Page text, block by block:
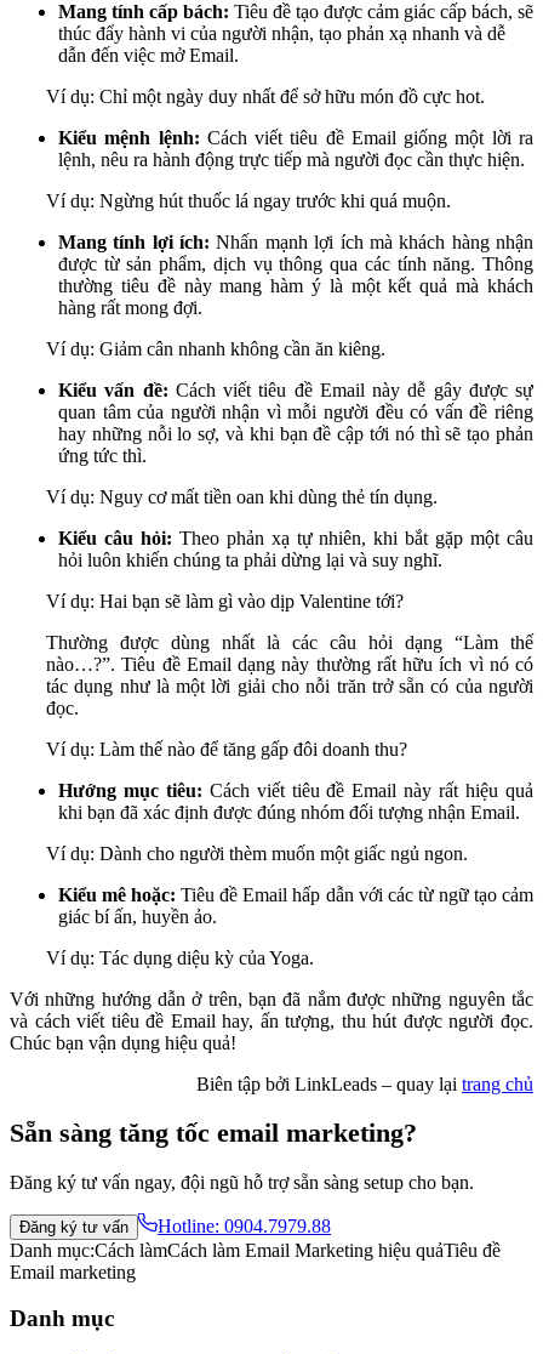
Mang tính cấp bách: Tiêu đề tạo được cảm giác cấp bách, sẽ
thúc đẩy hành vi của người nhận, tạo phản xạ nhanh và dễ
dẫn đến việc mở Email.
Ví dụ: Chỉ một ngày duy nhất để sở hữu món đồ cực hot.
Kiểu mệnh lệnh: Cách viết tiêu đề Email giống một lời ra
lệnh, nêu ra hành động trực tiếp mà người đọc cần thực hiện.
Ví dụ: Ngừng hút thuốc lá ngay trước khi quá muộn.
Mang tính lợi ích: Nhấn mạnh lợi ích mà khách hàng nhận
được từ sản phẩm, dịch vụ thông qua các tính năng. Thông
thường tiêu đề này mang hàm ý là một kết quả mà khách
hàng rất mong đợi.
Ví dụ: Giảm cân nhanh không cần ăn kiêng.
Kiểu vấn đề: Cách viết tiêu đề Email này dễ gây được sự
quan tâm của người nhận vì mỗi người đều có vấn đề riêng
hay những nỗi lo sợ, và khi bạn đề cập tới nó thì sẽ tạo phản
ứng tức thì.
Ví dụ: Nguy cơ mất tiền oan khi dùng thẻ tín dụng.
Kiểu câu hỏi: Theo phản xạ tự nhiên, khi bắt gặp một câu
hỏi luôn khiến chúng ta phải dừng lại và suy nghĩ.
Ví dụ: Hai bạn sẽ làm gì vào dịp Valentine tới?
Thường được dùng nhất là các câu hỏi dạng “Làm thế
nào…?”. Tiêu đề Email dạng này thường rất hữu ích vì nó có
tác dụng như là một lời giải cho nỗi trăn trở sẵn có của người
đọc.
Ví dụ: Làm thế nào để tăng gấp đôi doanh thu?
Hướng mục tiêu: Cách viết tiêu đề Email này rất hiệu quả
khi bạn đã xác định được đúng nhóm đối tượng nhận Email.
Ví dụ: Dành cho người thèm muốn một giấc ngủ ngon.
Kiểu mê hoặc: Tiêu đề Email hấp dẫn với các từ ngữ tạo cảm
giác bí ấn, huyền ảo.
Ví dụ: Tác dụng diệu kỳ của Yoga.
Với những hướng dẫn ở trên, bạn đã nắm được những nguyên tắc
và cách viết tiêu đề Email hay, ấn tượng, thu hút được người đọc.
Chúc bạn vận dụng hiệu quả!
Biên tập bởi LinkLeads – quay lại trang chủ
Sẵn sàng tăng tốc email marketing?
Đăng ký tư vấn ngay, đội ngũ hỗ trợ sẵn sàng setup cho bạn.
Đăng ký tư vấn Hotline: 0904.7979.88
Danh mục:Cách làmCách làm Email Marketing hiệu quảTiêu đề
Email marketing
Danh mục